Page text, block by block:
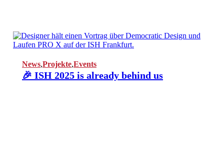
News,Projekte,Events
🎉 ISH 2025 is already behind us